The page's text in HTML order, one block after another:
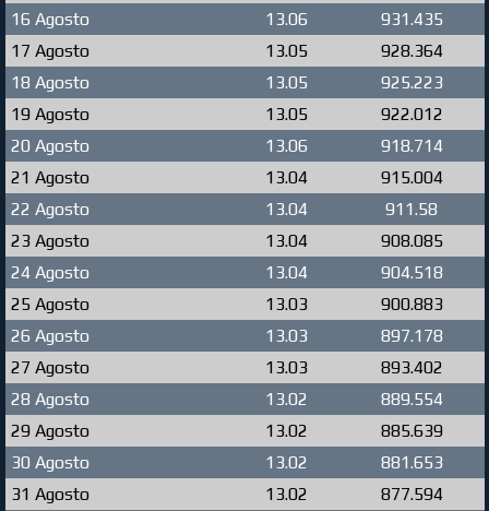
16 Agosto
13.06
931.435
17 Agosto
13.05
928.364
18 Agosto
13.05
925.223
19 Agosto
13.05
922.012
20 Agosto
13.06
918.714
21 Agosto
13.04
915.004
22 Agosto
13.04
911.58
23 Agosto
13.04
908.085
24 Agosto
13.04
904.518
25 Agosto
13.03
900.883
26 Agosto
13.03
897.178
27 Agosto
13.03
893.402
28 Agosto
13.02
889.554
29 Agosto
13.02
885.639
30 Agosto
13.02
881.653
31 Agosto
13.02
877.594